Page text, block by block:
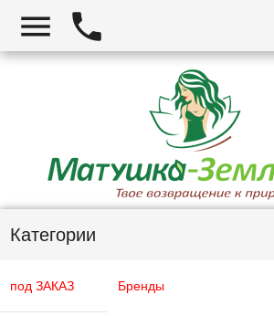
Категории
под ЗАКАЗ Бренды